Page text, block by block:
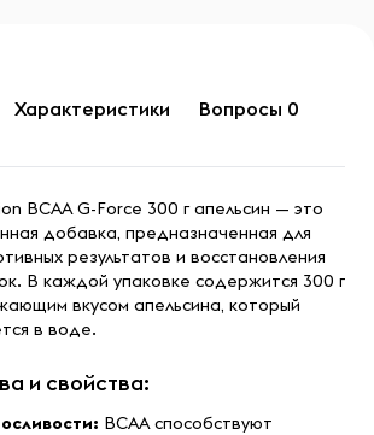
Характеристики Вопросы 0
BCAA G-Force 300 г апельсин — это
добавка, предназначенная для
результатов и восстановления
В каждой упаковке содержится 300 г
вкусом апельсина, который
в воде.
и свойства:
BCAA способствуют